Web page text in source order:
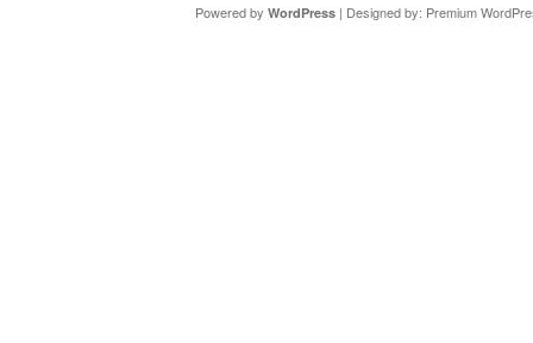
Powered by WordPress| Designed by: Premium